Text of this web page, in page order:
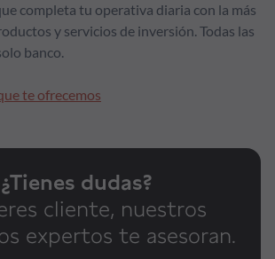
completa tu operativa diaria con la más
y servicios de inversión. Todas las
banco.
te ofrecemos
¿Tienes dudas?
cliente, nuestros
expertos te asesoran.